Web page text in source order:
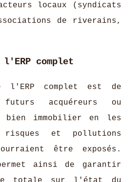
locaux (syndicats
de riverains,
complet
complet est de
acquéreurs ou
bien immobilier en les
risques et pollutions
être exposés.
ainsi de garantir